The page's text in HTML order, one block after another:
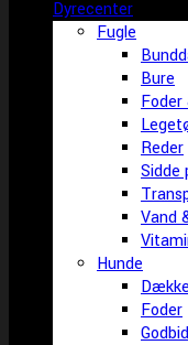
Dyrecenter
Fugle
Bure
Foder
Reder
Sidde
Vand
Hunde
Foder